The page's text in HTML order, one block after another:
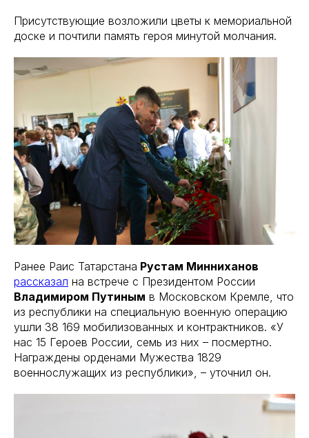
Присутствующие возложили цветы к мемориальной
доске и почтили память героя минутой молчания.
Ранее Раис Татарстана Рустам Минниханов
рассказал на встрече с Президентом России
Владимиром Путиным в Московском Кремле, что
из республики на специальную военную операцию
ушли 38 169 мобилизованных и контрактников. «У
нас 15 Героев России, семь из них – посмертно.
Награждены орденами Мужества 1829
военнослужащих из республики», – уточнил он.